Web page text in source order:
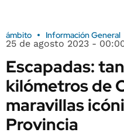
ámbito Información General
25 de agosto 2023 -
Escapadas:
kilómetros de
maravillas
Provincia